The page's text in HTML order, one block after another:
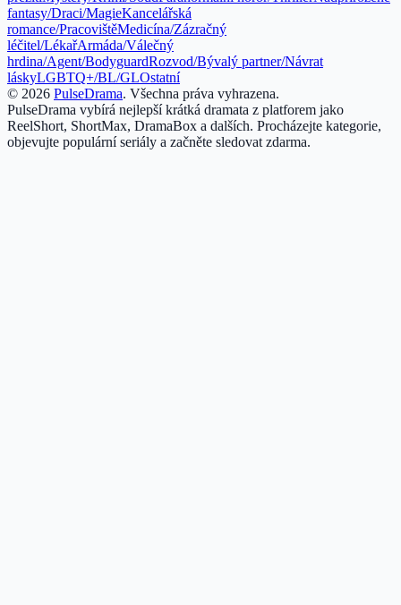
fantasy/Draci/MagieKancelářská
romance/PracovištěMedicína/Zázračný
léčitel/LékařArmáda/Válečný
hrdina/Agent/BodyguardRozvod/Bývalý partner/Návrat
láskyLGBTQ+/BL/GLOstatní
© 2026 PulseDrama. Všechna práva vyhrazena.
PulseDrama vybírá nejlepší krátká dramata z platforem jako
ReelShort, ShortMax, DramaBox a dalších. Procházejte kategorie,
objevujte populární seriály a začněte sledovat zdarma.